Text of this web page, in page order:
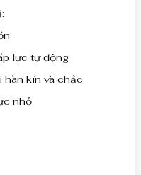
lực tự động
hàn kín và chắc
nhỏ